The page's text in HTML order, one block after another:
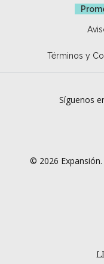
Términos y
Síguenos
© 2026 Expansión.